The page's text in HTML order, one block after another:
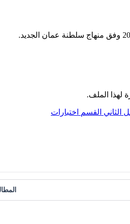
لهذا الملف.
الثاني القسم اختبارات